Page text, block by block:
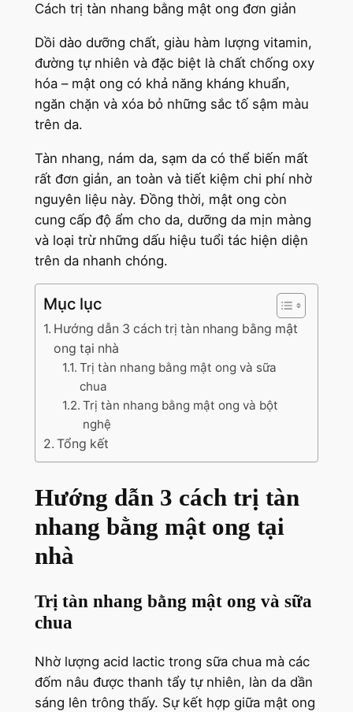
Cách trị tàn nhang bằng mật ong đơn giản
Dồi dào dưỡng chất, giàu hàm lượng vitamin,
đường tự nhiên và đặc biệt là chất chống oxy
hóa – mật ong có khả năng kháng khuẩn,
ngăn chặn và xóa bỏ những sắc tố sậm màu
trên da.
Tàn nhang, nám da, sạm da có thể biến mất
rất đơn giản, an toàn và tiết kiệm chi phí nhờ
nguyên liệu này. Đồng thời, mật ong còn
cung cấp độ ẩm cho da, dưỡng da mịn màng
và loại trừ những dấu hiệu tuổi tác hiện diện
trên da nhanh chóng.
Mục lục
Hướng dẫn 3 cách trị tàn nhang bằng mật
ong tại nhà
Trị tàn nhang bằng mật ong và sữa
chua
Trị tàn nhang bằng mật ong và bột
nghệ
Tổng kết
Hướng dẫn 3 cách trị tàn
nhang bằng mật ong tại
nhà
Trị tàn nhang bằng mật ong và sữa
chua
Nhờ lượng acid lactic trong sữa chua mà các
đốm nâu được thanh tẩy tự nhiên, làn da dần
sáng lên trông thấy. Sự kết hợp giữa mật ong